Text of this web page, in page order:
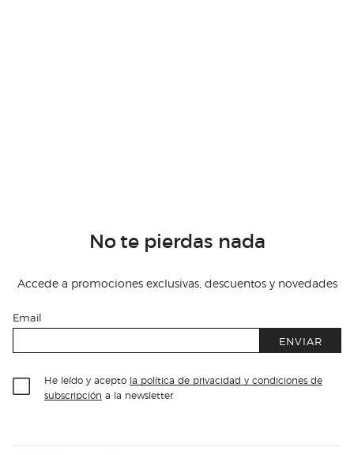
No te pierdas nada
Accede a promociones exclusivas, descuentos y novedades
Email
ENVIAR
He leído y acepto la política de privacidad y condiciones de
subscripción a la newsletter